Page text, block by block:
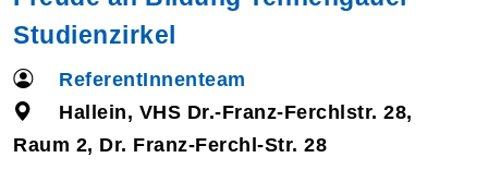
Studienzirkel
ReferentInnenteam
Hallein, VHS Dr.-Franz-Ferchlstr. 28,
Raum 2, Dr. Franz-Ferchl-Str. 28